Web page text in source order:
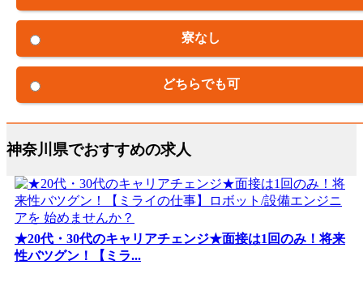
寮なし
どちらでも可
神奈川県でおすすめの求人
★20代・30代のキャリアチェンジ★面接は1回のみ！将来
性バツグン！【ミラ...